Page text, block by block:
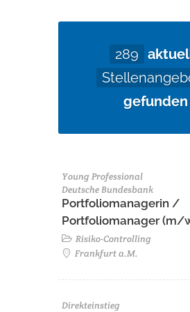
289
gefunden
Young Professional
Deutsche Bundesbank
Portfoliomanagerin /
Portfoliomanager (m/
Risiko-Controlling
Frankfurt a.M.
Direkteinstieg